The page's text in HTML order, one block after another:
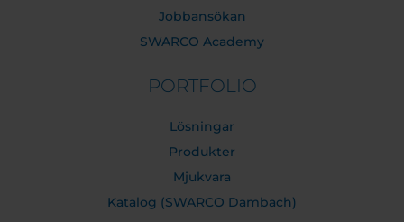
Jobbansökan
SWARCO Academy
PORTFOLIO
Lösningar
Produkter
Mjukvara
Katalog (SWARCO Dambach)